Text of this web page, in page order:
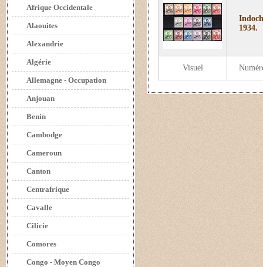
Afrique Occidentale
Alaouites
Alexandrie
Algérie
Allemagne - Occupation
Anjouan
Benin
Cambodge
Cameroun
Canton
Centrafrique
Cavalle
Cilicie
Comores
Congo - Moyen Congo
Visuel
1934.